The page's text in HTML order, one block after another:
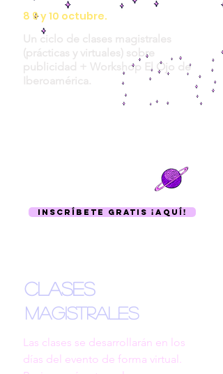
Un ciclo de clases magistrales
(prácticas y virtuales) sobre
publicidad + Workshop El Ojo de
Iberoamérica.
8 9 y 10 octubre.
Inscríbete Gratis ¡Aquí!
Clases
Magistrales
Las clases se desarrollarán en los
días del evento de forma virtual.